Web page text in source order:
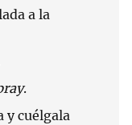
a la
.
y cuélgala